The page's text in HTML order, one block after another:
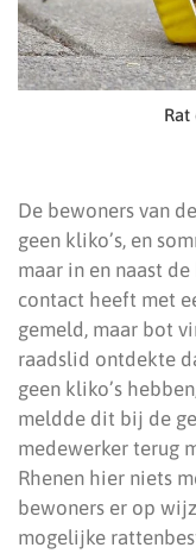
De bewoners van
geen kliko’s, en
maar in en naast
contact heeft met
gemeld, maar bot
raadslid ontdekte
geen kliko’s
meldde dit bij de
medewerker terug
Rhenen hier niets
bewoners er op
mogelijke